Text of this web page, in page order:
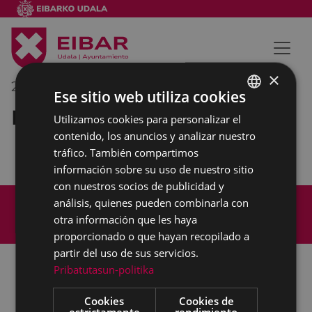
26/09/2022
Reunión interna municipal
Aviso legal
Política de cookies
Accesibilidad
BASQUE
SPANISH
×
Ese sitio web utiliza cookies
Utilizamos cookies para personalizar el
contenido, los anuncios y analizar nuestro
tráfico. También compartimos
información sobre su uso de nuestro sitio
con nuestros socios de publicidad y
análisis, quienes pueden combinarla con
otra información que les haya
proporcionado o que hayan recopilado a
partir del uso de sus servicios.
Pribatutasun-politika
Cookies
Cookies de